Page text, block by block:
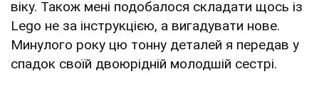
віку. Також мені подобалося складати щось із
Lego не за інструкцією, а вигадувати нове.
Минулого року цю тонну деталей я передав у
спадок своїй двоюрідній молодшій сестрі.